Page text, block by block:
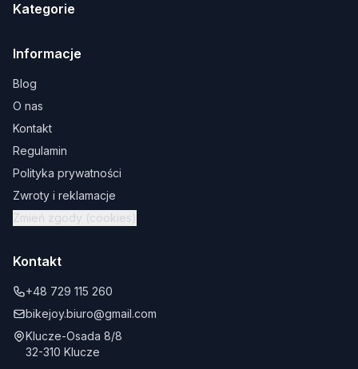
Kategorie
Informacje
Blog
O nas
Kontakt
Regulamin
Polityka prywatności
Zwroty i reklamacje
Zmień zgody (cookies)
Kontakt
+48 729 115 260
bikejoy.biuro@gmail.com
Klucze-Osada 8/8
32-310 Klucze